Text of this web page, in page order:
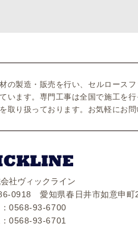
製造・販売を行い、セルロース
ます。専門工事は全国で施工を
り扱っております。お気軽にお問
社ヴィックライン
0918 愛知県春日井市如意申町
0568-93-6700
：0568-93-6701